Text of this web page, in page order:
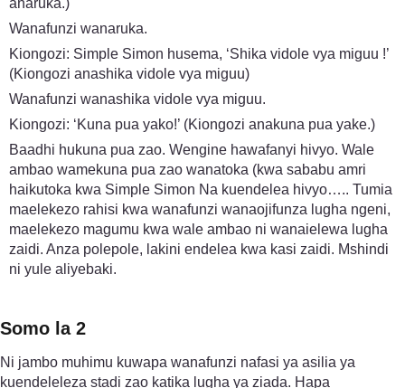
anaruka.)
Wanafunzi wanaruka.
Kiongozi: Simple Simon husema, ‘Shika vidole vya miguu !’
(Kiongozi anashika vidole vya miguu)
Wanafunzi wanashika vidole vya miguu.
Kiongozi: ‘Kuna pua yako!’ (Kiongozi anakuna pua yake.)
Baadhi hukuna pua zao. Wengine hawafanyi hivyo. Wale
ambao wamekuna pua zao wanatoka (kwa sababu amri
haikutoka kwa Simple Simon Na kuendelea hivyo….. Tumia
maelekezo rahisi kwa wanafunzi wanaojifunza lugha ngeni,
maelekezo magumu kwa wale ambao ni wanaielewa lugha
zaidi. Anza polepole, lakini endelea kwa kasi zaidi. Mshindi
ni yule aliyebaki.
Somo la 2
Ni jambo muhimu kuwapa wanafunzi nafasi ya asilia ya
kuendeleleza stadi zao katika lugha ya ziada. Hapa